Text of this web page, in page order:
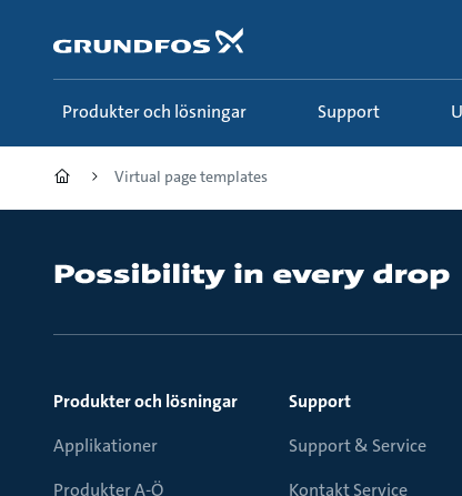
huvudinnehållet
Produkter och lösningar Support
Virtual page templates
Produkter och lösningar
Applikationer
Produkter A-Ö
Support
Support & Service
Kontakt Service